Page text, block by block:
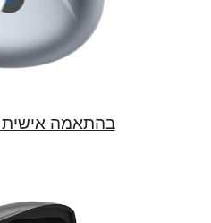
אוזניות TWS בהתאמה אישית